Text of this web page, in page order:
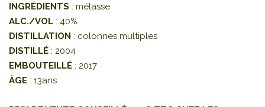
INGRÉDIENTS : mélasse
ALC./VOL : 40%
DISTILLATION : colonnes multiples
DISTILLÉ : 2004
EMBOUTEILLÉ : 2017
ÂGE : 13ans